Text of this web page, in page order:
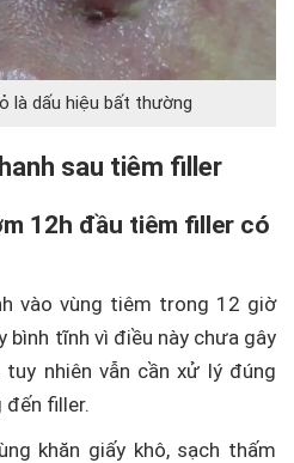
là dấu hiệu bất thường
sau tiêm filler
12h đầu tiêm filler có
vào vùng tiêm trong 12 giờ
bình tĩnh vì điều này chưa gây
nhiên vẫn cần xử lý đúng
đến filler.
khăn giấy khô, sạch thấm